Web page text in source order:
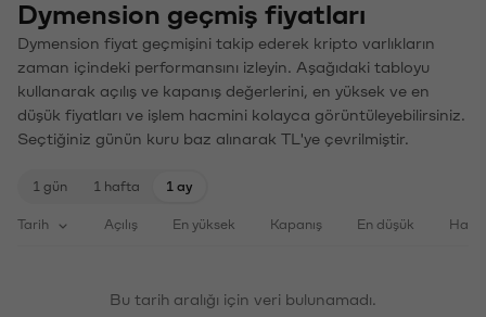
Dymension geçmiş fiyatları
Dymension fiyat geçmişini takip ederek kripto varlıkların
zaman içindeki performansını izleyin. Aşağıdaki tabloyu
kullanarak açılış ve kapanış değerlerini, en yüksek ve en
düşük fiyatları ve işlem hacmini kolayca görüntüleyebilirsiniz.
Seçtiğiniz günün kuru baz alınarak TL'ye çevrilmiştir.
1 gün 1 hafta 1 ay
Tarih Açılış En yüksek Kapanış En düşük
Bu tarih aralığı için veri bulunamadı.